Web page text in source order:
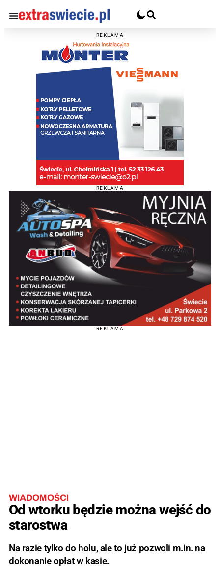
REKLAMA
REKLAMA
REKLAMA
WIADOMOŚCI
Od wtorku będzie można wejść do
starostwa
Na razie tylko do holu, ale to już pozwoli m.in. na
dokonanie opłat w kasie.